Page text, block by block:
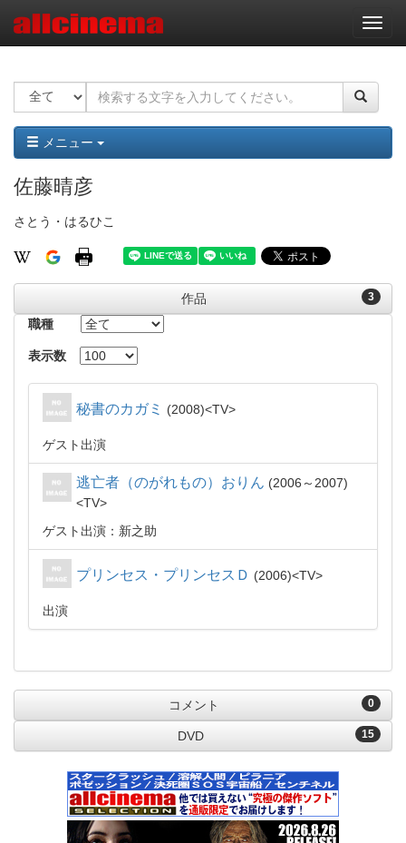
ナ
ビ
ー
ョ
ン
メニュー
佐藤晴彦
さとう・はるひこ
3
作品
職種
表示数
秘書のカガミ 2008 TV
ゲスト出演
逃亡者（のがれもの）おりん
2006～2007
TV
ゲスト出演：新之助
プリンセス・プリンセスＤ 2006 TV
出演
0
コメント
15
DVD